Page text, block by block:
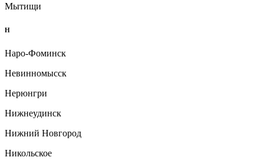
Мытищи
Н
Наро-Фоминск
Невинномысск
Нерюнгри
Нижнеудинск
Нижний Новгород
Никольское